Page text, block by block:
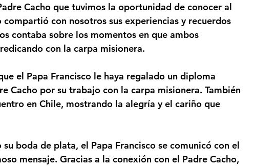
Cacho que tuvimos la oportunidad de conocer al
compartió con nosotros sus experiencias y recuerdos
contaba sobre los momentos en que ambos
con la carpa misionera.
el Papa Francisco le haya regalado un diploma
Cacho por su trabajo con la carpa misionera. También
en Chile, mostrando la alegría y el cariño que
boda de plata, el Papa Francisco se comunicó con el
mensaje. Gracias a la conexión con el Padre Cacho,